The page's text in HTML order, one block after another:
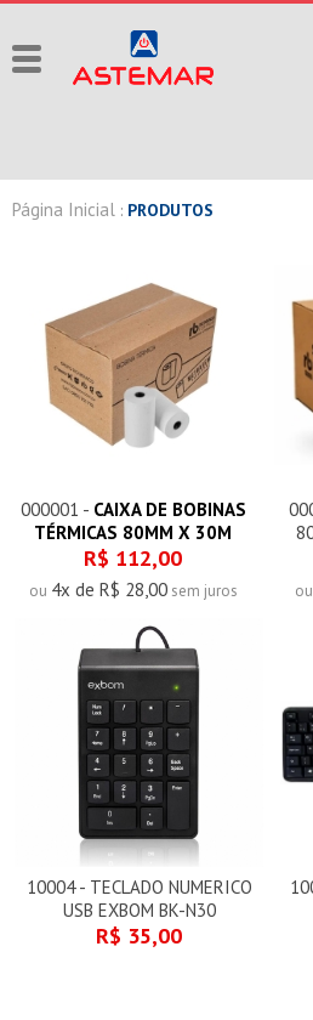
Página Inicial : PRODUTOS
000001 - CAIXA DE BOBINAS
TÉRMICAS 80MM X 30M
R$ 112,00
ou 4x de R$ 28,00sem juros ou
10004 - TECLADO NUMERICO
USB EXBOM BK-N30
R$ 35,00